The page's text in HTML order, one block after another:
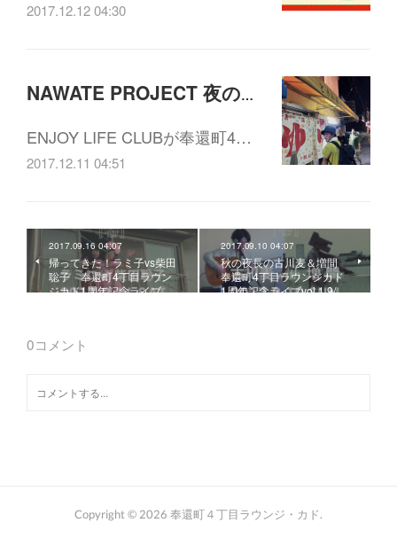
2017.12.12 04:30
NAWATE PROJECT 夜の茶話会vol.6 「奉還町 幻の4丁目会議」12/19(火)19:30-21:00
ENJOY LIFE CLUBが奉還町4…
2017.12.11 04:51
2017.09.16 04:07
帰ってきた！ラミ子vs柴田
聡子 奉還町4丁目ラウン
ジカド1周年記念ライブ…
2017.09.10 04:07
秋の夜長の古川麦＆増間
奉還町4丁目ラウンジカド
1周年記念ライブvol.1 9/…
0コメント
Copyright © 2026 奉還町４丁目ラウンジ・カド.